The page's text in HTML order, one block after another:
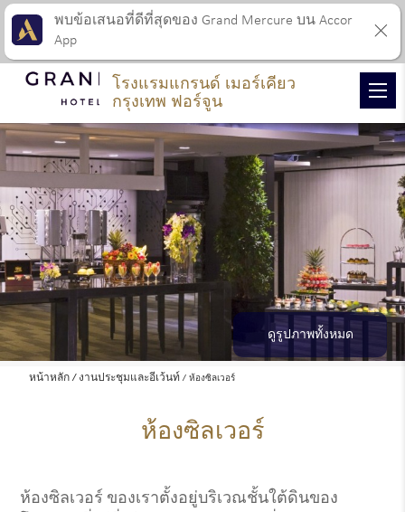
ดูรูปภาพทั้งหมด
หน้าหลัก งานประชุมและอีเว้นท์ ห้องซิลเวอร์
ห้องซิลเวอร์
ห้องซิลเวอร์ ของเราตั้งอยู่บริเวณชั้นใต้ดินของ
โรงแรมแกรนด์ เมอร์เคียว
กรุงเทพ ฟอร์จูน
พบข้อเสนอที่ดีที่สุดของ Grand Mercure บน Accor
App